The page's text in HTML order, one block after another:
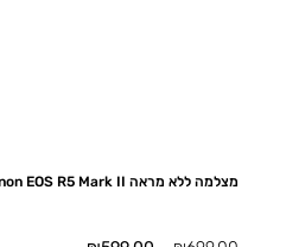
מצלמה ללא מראה Canon EOS R5 Mark II